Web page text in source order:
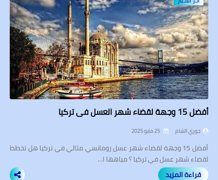
مساجد اسطنبول
أفضل 15 وجهة لقضاء شهر العسل في تركيا
جوري الشام
أفضل 15 وجهة لقضاء شهر عسل رومانسي مثالي في تركيا هل تخطط
لقضاء شهر عسل في تركيا ؟ مياهها ا…
قراءة المزيد